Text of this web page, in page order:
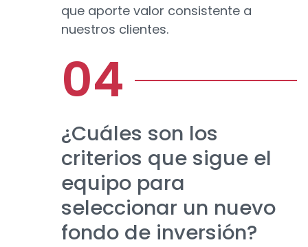
que aporte valor consistente a
nuestros clientes.
¿Cuáles son los
criterios que sigue el
equipo para
seleccionar un nuevo
fondo de inversión?